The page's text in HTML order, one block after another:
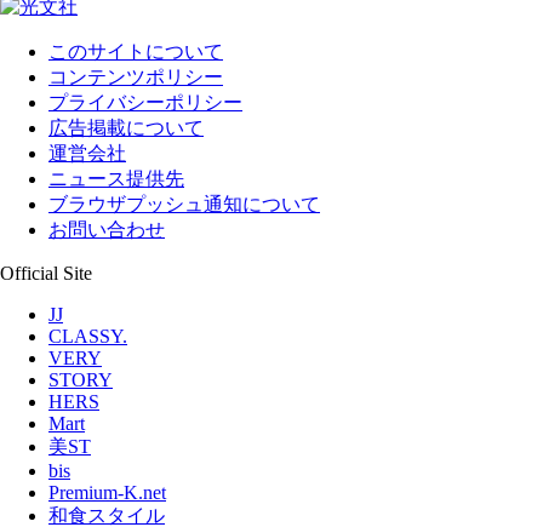
このサイトについて
コンテンツポリシー
プライバシーポリシー
広告掲載について
運営会社
ニュース提供先
ブラウザプッシュ通知について
お問い合わせ
Official Site
JJ
CLASSY.
VERY
STORY
HERS
Mart
美ST
bis
Premium-K.net
和食スタイル